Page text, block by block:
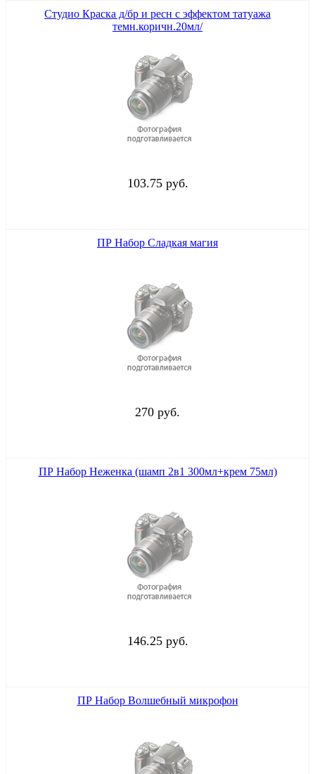
Студио Краска д/бр и ресн с эффектом татуажа
темн.коричн.20мл/
103.75 руб.
ПР Набор Сладкая магия
270 руб.
ПР Набор Неженка (шамп 2в1 300мл+крем 75мл)
146.25 руб.
ПР Набор Волшебный микрофон